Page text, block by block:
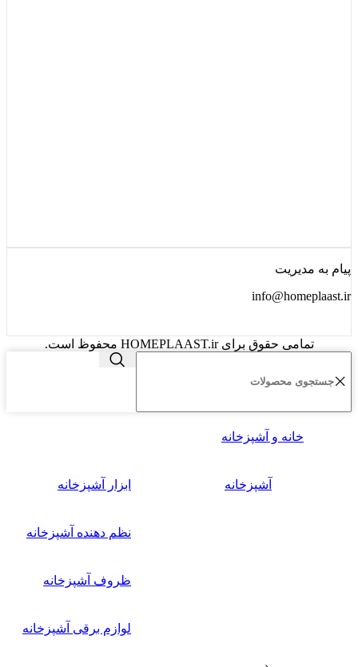
پیام به مدیریت
info@homeplaast.ir
تمامی حقوق برای HOMEPLAAST.ir محفوظ است.
خانه و آشپزخانه
آشپزخانه ابزار آشپزخانه
نظم دهنده آشپزخانه
ظروف آشپزخانه
لوازم برقی آشپزخانه